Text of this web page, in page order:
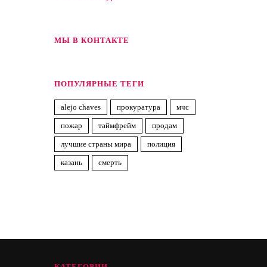
МЫ В КОНТАКТЕ
ПОПУЛЯРНЫЕ ТЕГИ
alejo chaves прокуратура мчс
пожар таймфрейм продам
лучшие страны мира полиция
казань смерть